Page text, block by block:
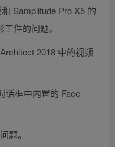
Samplitude Pro X5 的
件的问题。
2018 中的视频
话框中内置的 Face
题。